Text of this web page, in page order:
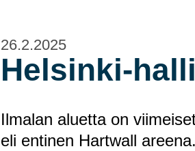
26.2.2025
Helsinki-
Ilmalan aluetta on
eli entinen Hartwall